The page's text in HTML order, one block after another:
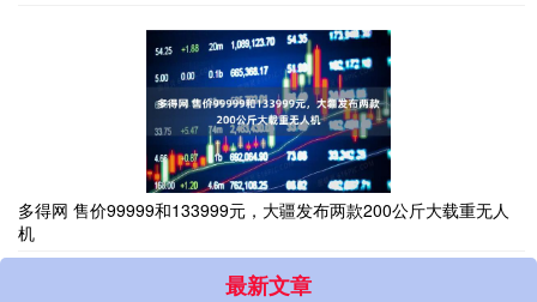
多得网 售价99999和133999元，大疆发布两款200公斤大载重无人
机
最新文章